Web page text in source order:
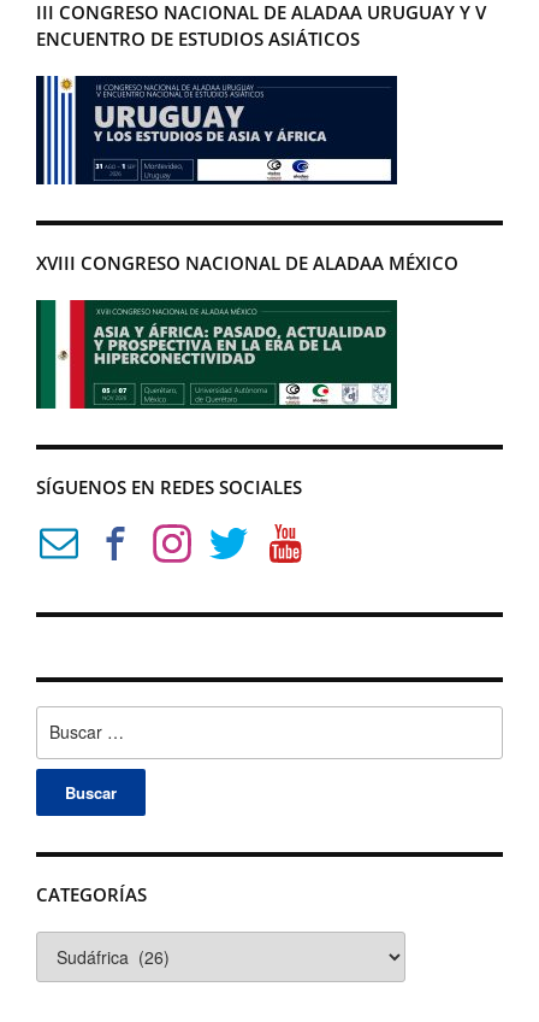
III CONGRESO NACIONAL DE ALADAA URUGUAY Y V
ENCUENTRO DE ESTUDIOS ASIÁTICOS
XVIII CONGRESO NACIONAL DE ALADAA MÉXICO
SÍGUENOS EN REDES SOCIALES
CATEGORÍAS